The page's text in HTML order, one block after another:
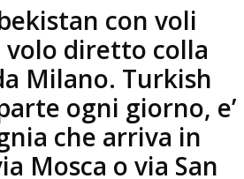
con voli
volo diretto colla
Milano. Turkish
ogni giorno, e’
che arriva in
Mosca o via San